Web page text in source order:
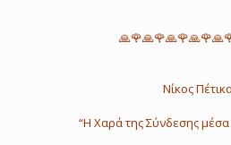
Νίκος
“Η Χαρά της Σύνδεσης μέσα